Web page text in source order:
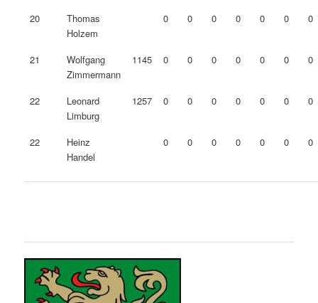
20
Thomas
Holzem
0 0 0 0 0 0 0
21
Wolfgang
Zimmermann
1145 0 0 0 0 0 0 0
22
Leonard
Limburg
1257 0 0 0 0 0 0 0
22
Heinz
Handel
0 0 0 0 0 0 0